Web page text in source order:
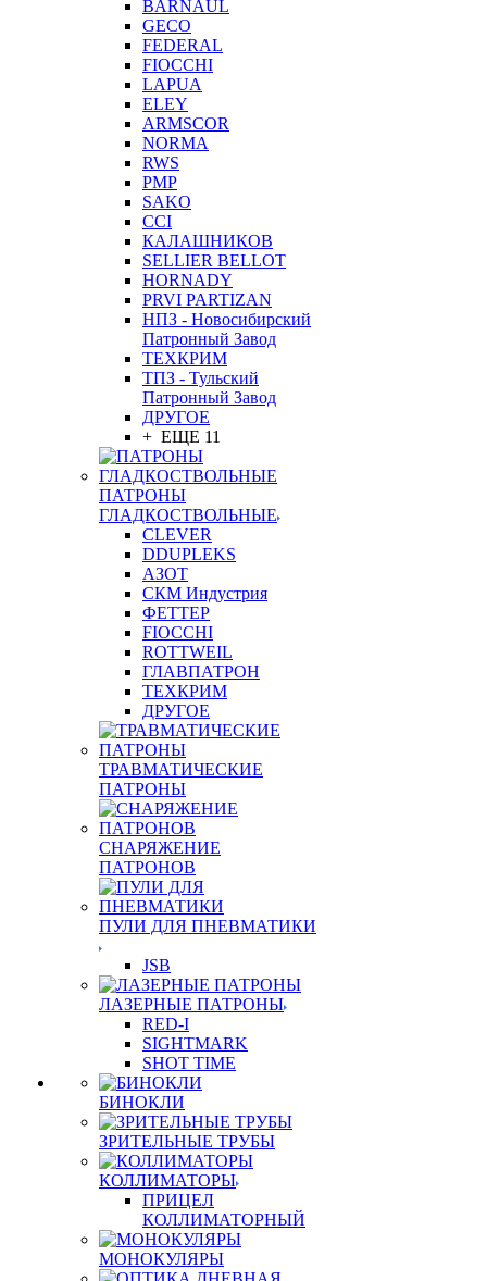
BARNAUL
GEСO
FEDERAL
FIOCCHI
LAPUA
ELEY
ARMSCOR
NORMA
RWS
PMP
SAKO
CCI
КАЛАШНИКОВ
SELLIER BELLOT
HORNADY
PRVI PARTIZAN
НПЗ - Новосибирский
Патронный Завод
ТЕХКРИМ
ТПЗ - Тульский
Патронный Завод
ДРУГОЕ
+ ЕЩЕ 11
ПАТРОНЫ
ГЛАДКОСТВОЛЬНЫЕ
CLEVER
DDUPLEKS
АЗОТ
СКМ Индустрия
ФЕТТЕР
FIOCCHI
ROTTWEIL
ГЛАВПАТРОН
ТЕХКРИМ
ДРУГОЕ
ТРАВМАТИЧЕСКИЕ
ПАТРОНЫ
СНАРЯЖЕНИЕ
ПАТРОНОВ
ПУЛИ ДЛЯ ПНЕВМАТИКИ
JSB
ЛАЗЕРНЫЕ ПАТРОНЫ
RED-I
SIGHTMARK
SHOT TIME
БИНОКЛИ
ЗРИТЕЛЬНЫЕ ТРУБЫ
КОЛЛИМАТОРЫ
ПРИЦЕЛ
КОЛЛИМАТОРНЫЙ
МОНОКУЛЯРЫ